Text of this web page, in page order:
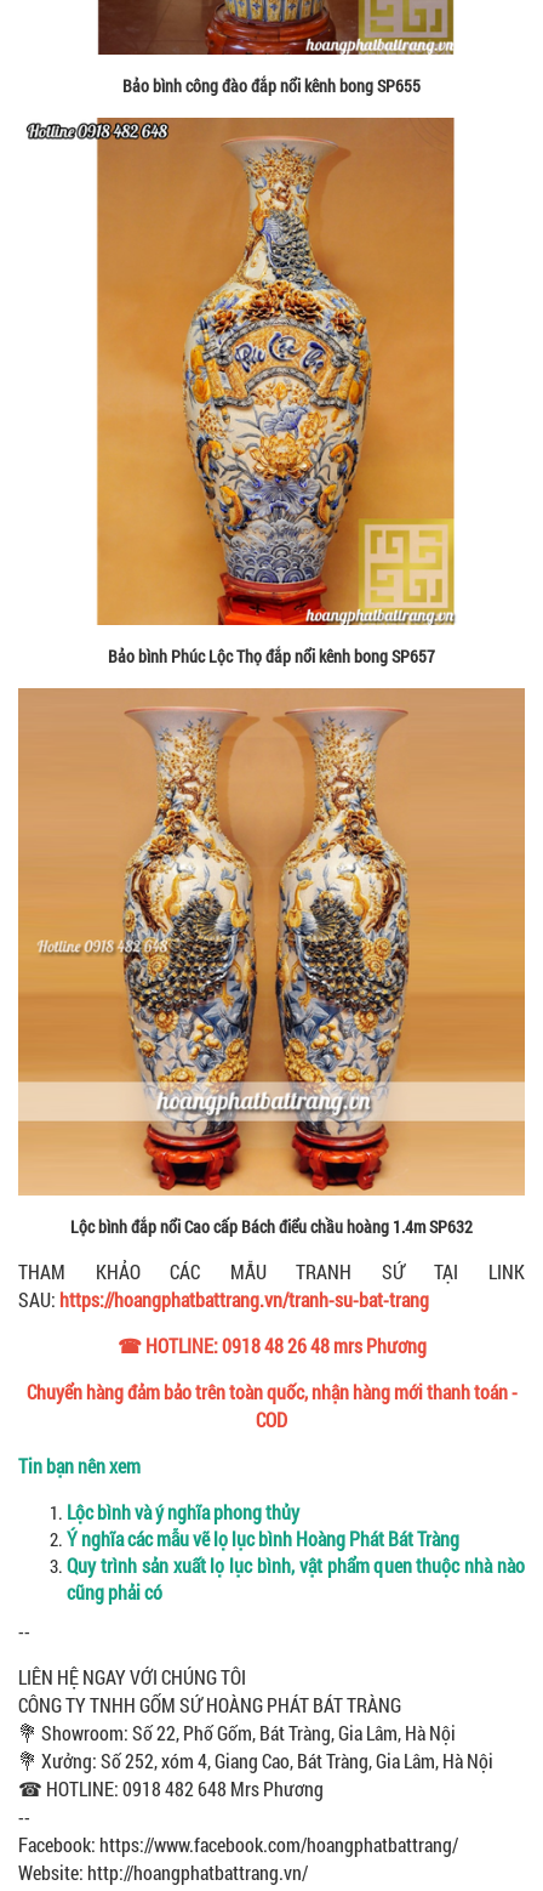
Bảo bình công đào đắp nổi kênh bong SP655
Bảo bình Phúc Lộc Thọ đắp nổi kênh bong SP657
Lộc bình đắp nổi Cao cấp Bách điểu chầu hoàng 1.4m SP632
THAM KHẢO CÁC MẪU TRANH SỨ TẠI LINK
SAU: https://hoangphatbattrang.vn/tranh-su-bat-trang
☎ HOTLINE: 0918 48 26 48 mrs Phương
Chuyển hàng đảm bảo trên toàn quốc, nhận hàng mới thanh toán -
COD
Tin bạn nên xem
Lộc bình và ý nghĩa phong thủy
Ý nghĩa các mẫu vẽ lọ lục bình Hoàng Phát Bát Tràng
Quy trình sản xuất lọ lục bình, vật phẩm quen thuộc nhà nào
cũng phải có
--
LIÊN HỆ NGAY VỚI CHÚNG TÔI
CÔNG TY TNHH GỐM SỨ HOÀNG PHÁT BÁT TRÀNG
💐 Showroom: Số 22, Phố Gốm, Bát Tràng, Gia Lâm, Hà Nội
💐 Xưởng: Số 252, xóm 4, Giang Cao, Bát Tràng, Gia Lâm, Hà Nội
☎ HOTLINE: 0918 482 648 Mrs Phương
--
Facebook: https://www.facebook.com/hoangphatbattrang/
Website: http://hoangphatbattrang.vn/